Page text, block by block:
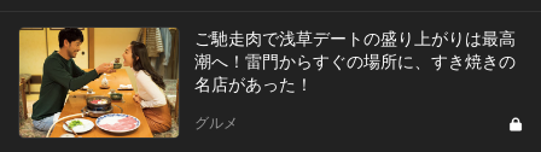
ご馳走肉で浅草デートの盛り上がりは最高
潮へ！雷門からすぐの場所に、すき焼きの
名店があった！
グルメ